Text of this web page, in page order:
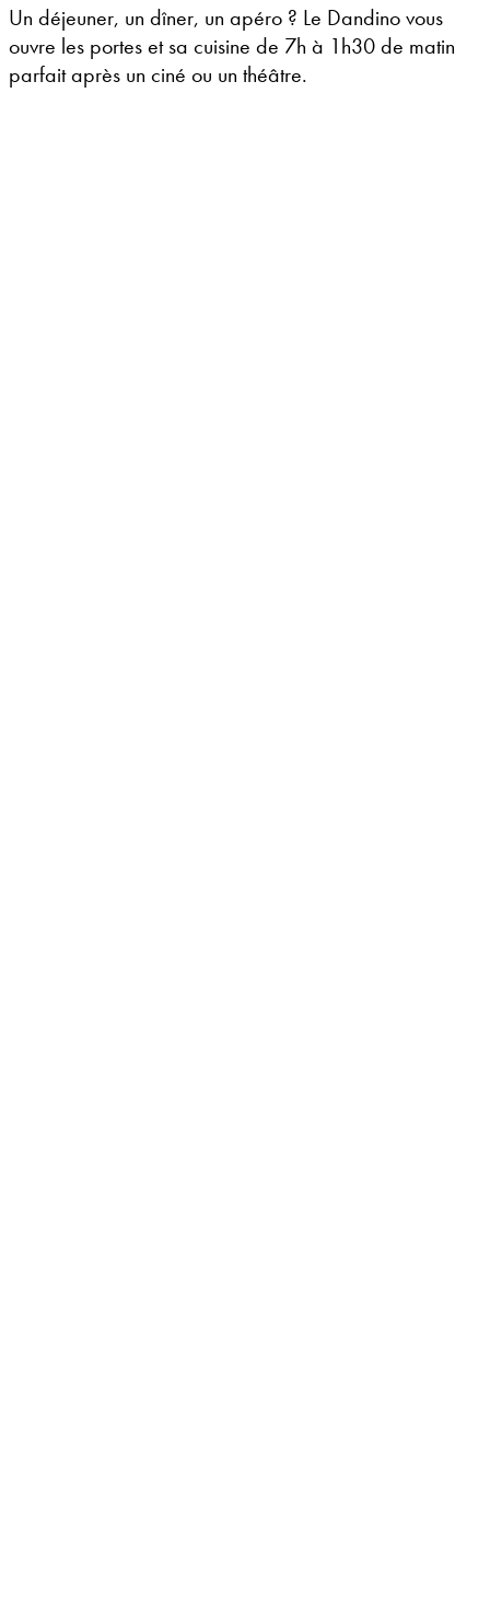
Un déjeuner, un dîner, un apéro ? Le Dandino vous
ouvre les portes et sa cuisine de 7h à 1h30 de matin
parfait après un ciné ou un théâtre.